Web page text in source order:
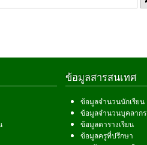
ข้อมูลสารสนเทศ
ข้อมูลจำนวนนักเรียน
ข้อมูลจำนวนบุคลากร
ข้อมูลตารางเรียน
ข้อมูลครูที่ปรึกษา